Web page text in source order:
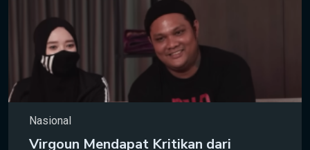
Nasional
Virgoun Mendapat Kritikan dari